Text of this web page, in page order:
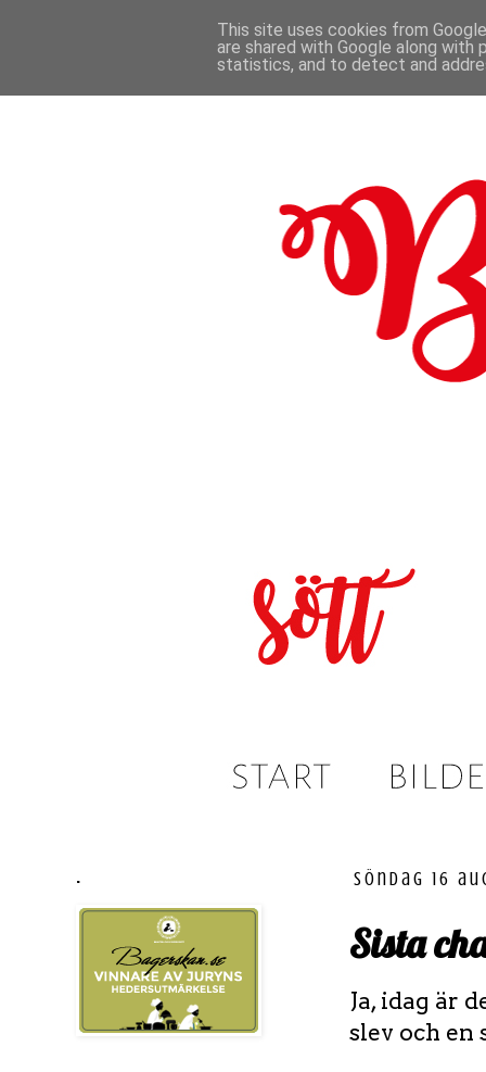
söndag 16
Sista
Ja, idag är
slev och en
.
This site uses cookies from
are shared with Google along
statistics, and to detect and